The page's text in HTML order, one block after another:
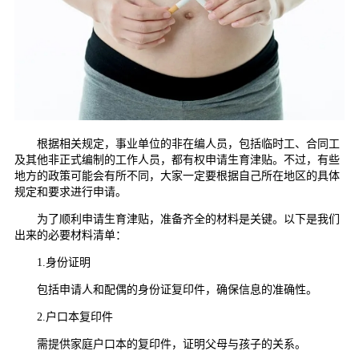
根据相关规定，事业单位的非在编人员，包括临时工、合同工
及其他非正式编制的工作人员，都有权申请生育津贴。不过，有些
地方的政策可能会有所不同，大家一定要根据自己所在地区的具体
规定和要求进行申请。
为了顺利申请生育津贴，准备齐全的材料是关键。以下是我们
出来的必要材料清单：
1.身份证明
包括申请人和配偶的身份证复印件，确保信息的准确性。
2.户口本复印件
需提供家庭户口本的复印件，证明父母与孩子的关系。